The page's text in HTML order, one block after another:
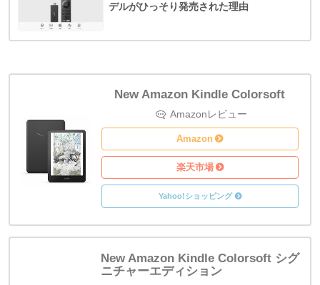
デルがひっそり発売された理由
New Amazon Kindle Colorsoft
Amazon
Amazon
楽天市場
Yahoo!ショッピング
New Amazon Kindle Colorsoft シグ
ニチャーエディション